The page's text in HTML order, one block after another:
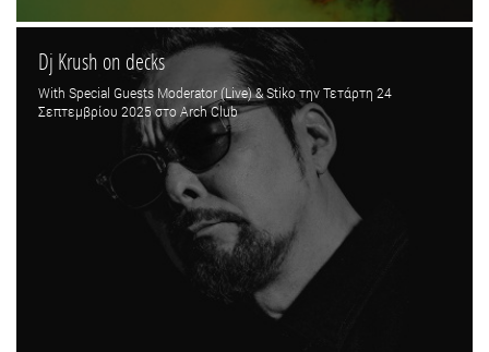
Dj Krush on decks
With Special Guests Moderator (Live) & Stiko την Τετάρτη 24
Σεπτεμβρίου 2025 στο Arch Club